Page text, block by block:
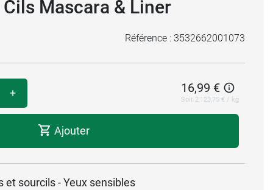
Mascara & Liner
Référence : 3532662001073
+ 16,99 €
Soit 2 123,75 € / kg
Ajouter
et sourcils - Yeux sensibles